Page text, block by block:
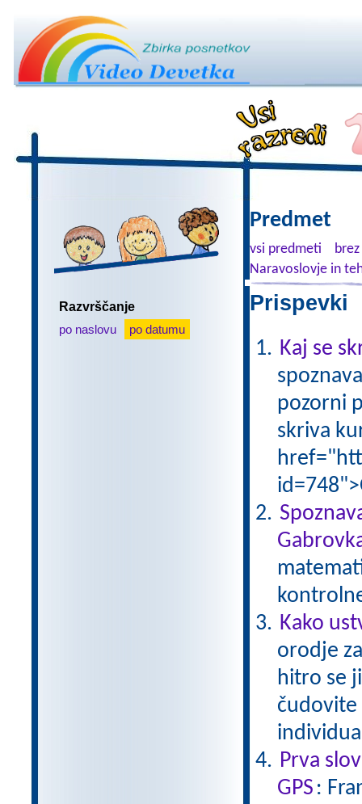
Razvrščanje
po naslovu
po datumu
Predmet
vsi predmeti
Naravoslovje in
Prispevki
Kaj se
pozorni
skriva
Kako
orodje
hitro se
čudovite
Prva
GPS :